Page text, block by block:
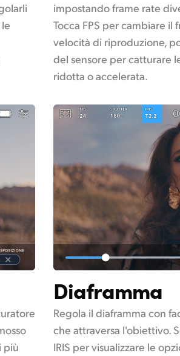
impostando frame rate
Tocca FPS per cambiare
velocità di riproduzione,
del sensore per catturare
ridotta o accelerata.
più
Diaframma
Regola il diaframma con
che attraversa l'obiettivo.
IRIS per visualizzare le